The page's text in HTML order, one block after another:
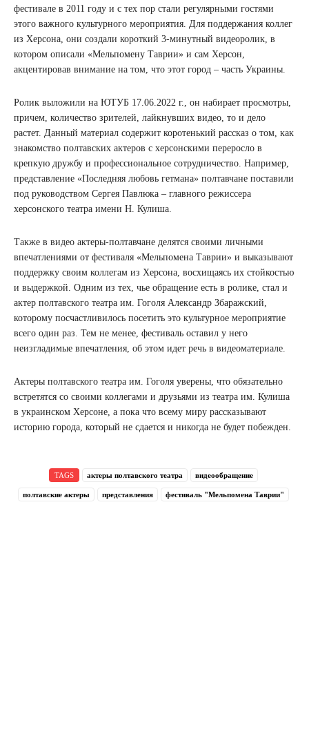
фестивале в 2011 году и с тех пор стали регулярными гостями
этого важного культурного мероприятия. Для поддержания коллег
из Херсона, они создали короткий 3-минутный видеоролик, в
котором описали «Мельпомену Таврии» и сам Херсон,
акцентировав внимание на том, что этот город – часть Украины.
Ролик выложили на ЮТУБ 17.06.2022 г., он набирает просмотры,
причем, количество зрителей, лайкнувших видео, то и дело
растет. Данный материал содержит коротенький рассказ о том, как
знакомство полтавских актеров с херсонскими переросло в
крепкую дружбу и профессиональное сотрудничество. Например,
представление «Последняя любовь гетмана» полтавчане поставили
под руководством Сергея Павлюка – главного режиссера
херсонского театра имени Н. Кулиша.
Также в видео актеры-полтавчане делятся своими личными
впечатлениями от фестиваля «Мельпомена Таврии» и выказывают
поддержку своим коллегам из Херсона, восхищаясь их стойкостью
и выдержкой. Одним из тех, чье обращение есть в ролике, стал и
актер полтавского театра им. Гоголя Александр Збаражский,
которому посчастливилось посетить это культурное мероприятие
всего один раз. Тем не менее, фестиваль оставил у него
неизгладимые впечатления, об этом идет речь в видеоматериале.
Актеры полтавского театра им. Гоголя уверены, что обязательно
встретятся со своими коллегами и друзьями из театра им. Кулиша
в украинском Херсоне, а пока что всему миру рассказывают
историю города, который не сдается и никогда не будет побежден.
TAGS актеры полтавского театра видеообращение
полтавские актеры представления фестиваль "Мельпомена Таврии"